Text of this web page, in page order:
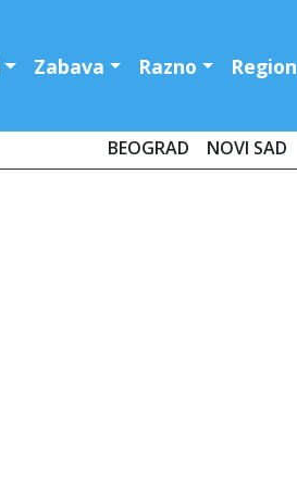
Zabava Razno Region
BEOGRAD NOVI SAD